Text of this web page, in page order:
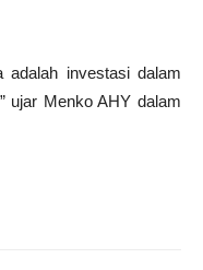
adalah investasi dalam
ujar Menko AHY dalam